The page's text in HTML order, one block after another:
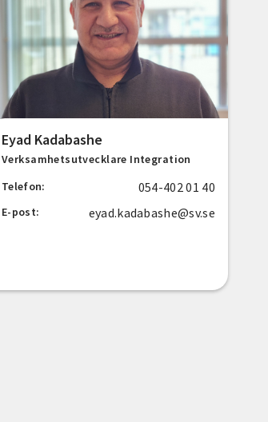
Eyad Kadabashe
Verksamhetsutvecklare Integration
Telefon:
054-402 01 40
E-post: eyad.kadabashe@sv.se